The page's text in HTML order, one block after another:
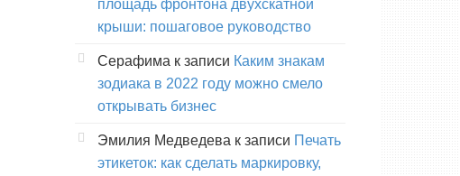
площадь фронтона двухскатной
крыши: пошаговое руководство
Серафима к записи Каким знакам
зодиака в 2022 году можно смело
открывать бизнес
Эмилия Медведева к записи Печать
этикеток: как сделать маркировку,